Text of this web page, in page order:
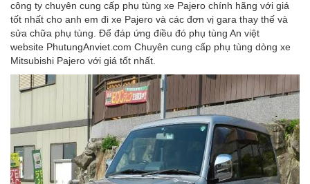
công ty chuyên cung cấp phụ tùng xe Pajero chính hãng với giá
tốt nhất cho anh em đi xe Pajero và các đơn vị gara thay thế và
sửa chữa phụ tùng. Để đáp ứng điều đó phụ tùng An việt
website PhutungAnviet.com Chuyên cung cấp phụ tùng dòng xe
Mitsubishi Pajero với giá tốt nhất.